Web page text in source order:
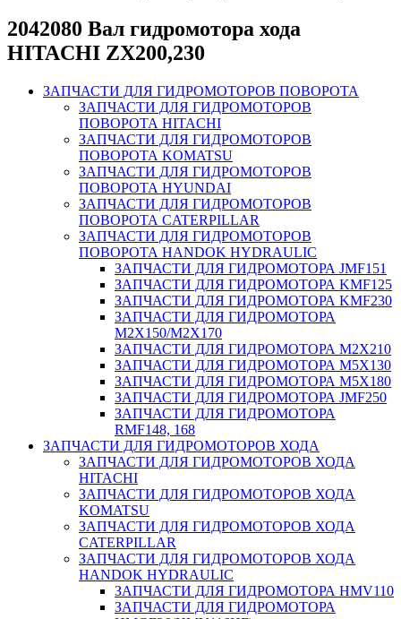
2042080 Вал гидромотора хода
HITACHI ZX200,230
ЗАПЧАСТИ ДЛЯ ГИДРОМОТОРОВ ПОВОРОТА
ЗАПЧАСТИ ДЛЯ ГИДРОМОТОРОВ
ПОВОРОТА HITACHI
ЗАПЧАСТИ ДЛЯ ГИДРОМОТОРОВ
ПОВОРОТА KOMATSU
ЗАПЧАСТИ ДЛЯ ГИДРОМОТОРОВ
ПОВОРОТА HYUNDAI
ЗАПЧАСТИ ДЛЯ ГИДРОМОТОРОВ
ПОВОРОТА CATERPILLAR
ЗАПЧАСТИ ДЛЯ ГИДРОМОТОРОВ
ПОВОРОТА HANDOK HYDRAULIC
ЗАПЧАСТИ ДЛЯ ГИДРОМОТОРА JMF151
ЗАПЧАСТИ ДЛЯ ГИДРОМОТОРА KMF125
ЗАПЧАСТИ ДЛЯ ГИДРОМОТОРА KMF230
ЗАПЧАСТИ ДЛЯ ГИДРОМОТОРА
M2X150/M2X170
ЗАПЧАСТИ ДЛЯ ГИДРОМОТОРА M2X210
ЗАПЧАСТИ ДЛЯ ГИДРОМОТОРА M5X130
ЗАПЧАСТИ ДЛЯ ГИДРОМОТОРА M5X180
ЗАПЧАСТИ ДЛЯ ГИДРОМОТОРА JMF250
ЗАПЧАСТИ ДЛЯ ГИДРОМОТОРА
RMF148, 168
ЗАПЧАСТИ ДЛЯ ГИДРОМОТОРОВ ХОДА
ЗАПЧАСТИ ДЛЯ ГИДРОМОТОРОВ ХОДА
HITACHI
ЗАПЧАСТИ ДЛЯ ГИДРОМОТОРОВ ХОДА
KOMATSU
ЗАПЧАСТИ ДЛЯ ГИДРОМОТОРОВ ХОДА
CATERPILLAR
ЗАПЧАСТИ ДЛЯ ГИДРОМОТОРОВ ХОДА
HANDOK HYDRAULIC
ЗАПЧАСТИ ДЛЯ ГИДРОМОТОРА HMV110
ЗАПЧАСТИ ДЛЯ ГИДРОМОТОРА